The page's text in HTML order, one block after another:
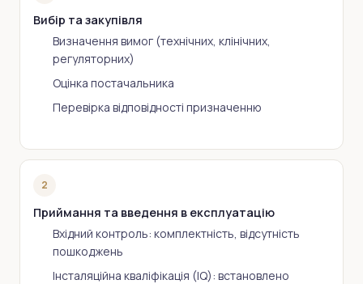
Вибір та закупівля
Визначення вимог (технічних, клінічних,
регуляторних)
Оцінка постачальника
Перевірка відповідності призначенню
2
Приймання та введення в експлуатацію
Вхідний контроль: комплектність, відсутність
пошкоджень
Інсталяційна кваліфікація (IQ): встановлено